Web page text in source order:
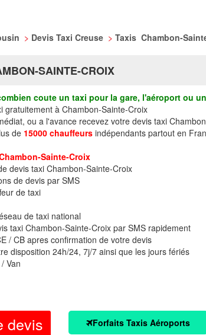
> Devis Taxi Creuse > Taxis Chambon-
SAINTE-CROIX
coute un taxi pour la gare, l'aéroport ou
gratuitement à Chambon-Sainte-Croix
ou a l'avance recevez votre devis taxi
de 15000 chauffeurs indépendants partout en
Sainte-Croix
devis taxi Chambon-Sainte-Croix
de devis par SMS
de taxi
de taxi national
taxi Chambon-Sainte-Croix par SMS rapidement
/ CB apres confirmation de votre devis
disposition 24h/24, 7j/7 ainsi que les jours fériés
Van
devis Forfaits Taxis Aéroports